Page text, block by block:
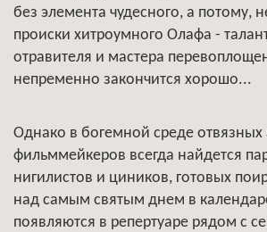
без элемента чудесного, а потому,
происки хитроумного Олафа -
отравителя и мастера
непременно закончится хорошо...
Однако в богемной среде отвязных
фильммейкеров всегда найдется
нигилистов и циников, готовых
над самым святым днем в
появляются в репертуаре рядом с